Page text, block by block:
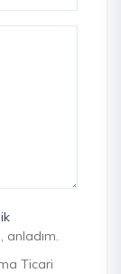
anladım.
Ticari